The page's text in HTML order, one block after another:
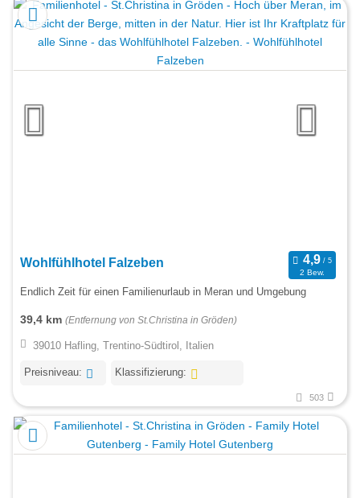
Wohlfühlhotel Falzeben
2 Bew.
Endlich Zeit für einen Familienurlaub in Meran und Umgebung
39,4 km (Entfernung von St.Christina in Gröden)
39010 Hafling, Trentino-Südtirol, Italien
Preisniveau: Klassifizierung:
503